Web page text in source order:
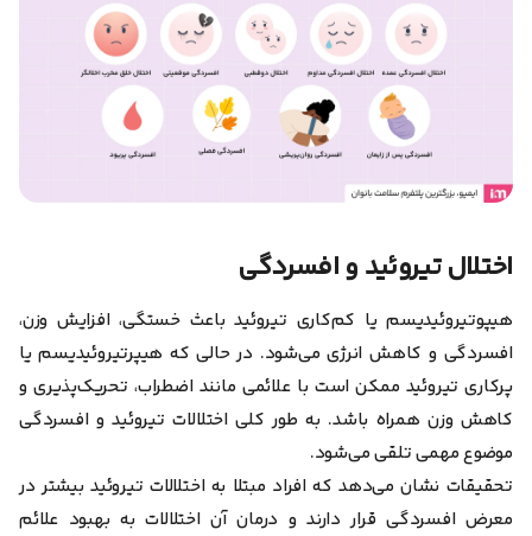
اختلال تیروئید و افسردگی
هیپوتیروئیدیسم یا کم‌کاری تیروئید باعث خستگی، افزایش وزن،
افسردگی و کاهش انرژی می‌شود. در حالی که هیپرتیروئیدیسم یا
پرکاری تیروئید ممکن است با علائمی مانند اضطراب، تحریک‌پذیری و
کاهش وزن همراه باشد. به طور کلی اختلالات تیروئید و افسردگی
موضوع مهمی تلقی می‌شود.
تحقیقات نشان می‌دهد که افراد مبتلا به اختلالات تیروئید بیشتر در
معرض افسردگی قرار دارند و درمان آن اختلالات به بهبود علائم